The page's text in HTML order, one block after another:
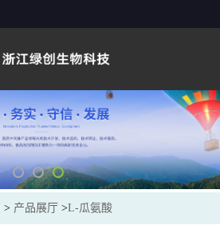
> 产品展厅 >L-瓜氨酸